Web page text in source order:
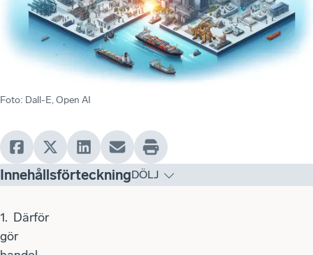
Foto: Dall-E, Open AI
InnehållsförteckningDÖLJ
1. Därför
gör